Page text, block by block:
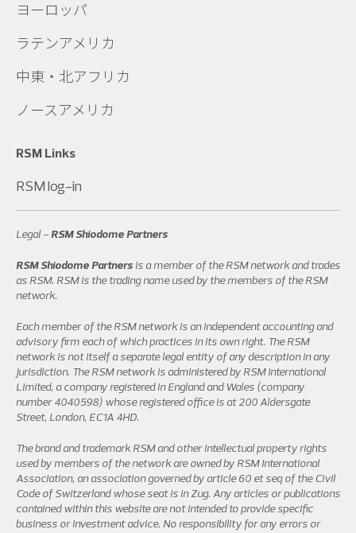
ヨーロッパ
ラテンアメリカ
中東・北アフリカ
ノースアメリカ
RSM Links
RSM log-in
Legal -RSM Shiodome Partners
RSM Shiodome Partners is a member of the RSM network and trades
as RSM. RSM is the trading name used by the members of the RSM
network.
Each member of the RSM network is an independent accounting and
advisory firm each of which practices in its own right. The RSM
network is not itself a separate legal entity of any description in any
jurisdiction. The RSM network is administered by RSM International
Limited, a company registered in England and Wales (company
number 4040598) whose registered office is at 200 Aldersgate
Street, London, EC1A 4HD.
The brand and trademark RSM and other intellectual property rights
used by members of the network are owned by RSM International
Association, an association governed by article 60 et seq of the Civil
Code of Switzerland whose seat is in Zug. Any articles or publications
contained within this website are not intended to provide specific
business or investment advice. No responsibility for any errors or